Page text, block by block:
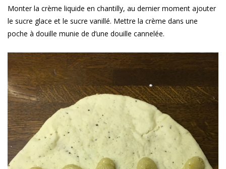
Monter la crème liquide en chantilly, au dernier moment ajouter
le sucre glace et le sucre vanillé. Mettre la crème dans une
poche à douille munie de d’une douille cannelée.